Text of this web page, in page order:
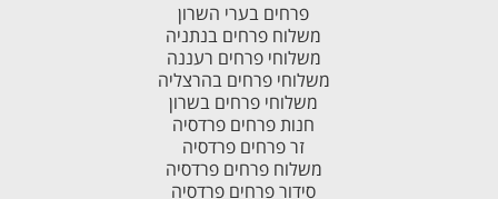
פרחים בערי השרון
משלוח פרחים בנתניה
משלוחי פרחים רעננה
משלוחי פרחים בהרצליה
משלוחי פרחים בשרון
חנות פרחים פרדסיה
זר פרחים פרדסיה
משלוח פרחים פרדסיה
סידור פרחים פרדסיה